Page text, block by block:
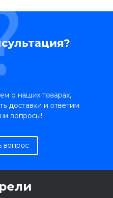
о наших товарах,
доставки и ответим
вопросы!
вопрос